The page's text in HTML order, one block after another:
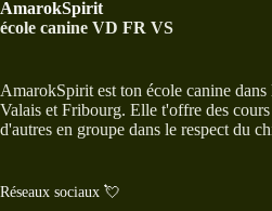
AmarokSpirit
école canine VD FR VS
AmarokSpirit est ton école canine dans
Valais et Fribourg. Elle t'offre des
d'autres en groupe dans le respect du
Réseaux sociaux 💘